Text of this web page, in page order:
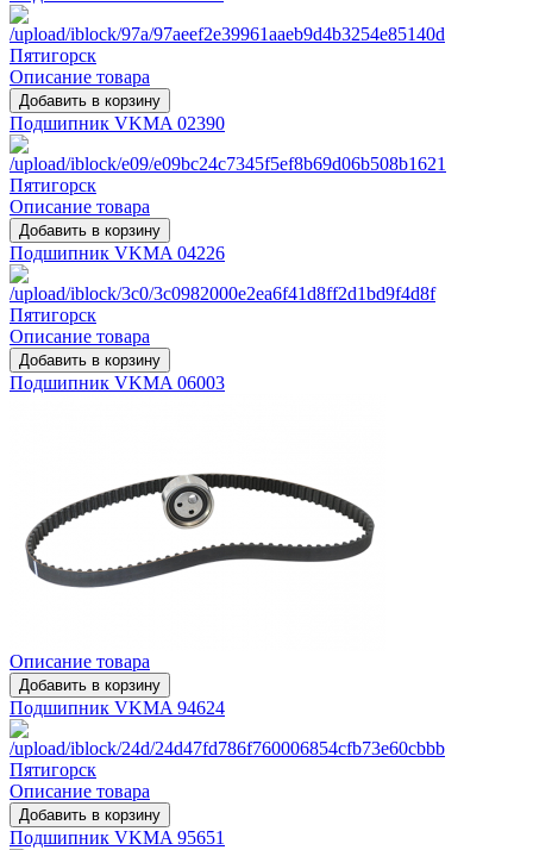
Описание товара
Подшипник VKMA 02390
Описание товара
Подшипник VKMA 04226
Описание товара
Подшипник VKMA 06003
Описание товара
Подшипник VKMA 94624
Описание товара
Подшипник VKMA 95651